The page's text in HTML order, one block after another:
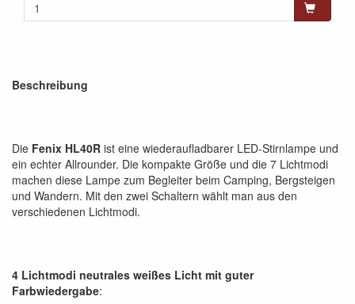
Beschreibung
Die Fenix HL40R ist eine wiederaufladbarer LED-Stirnlampe und
ein echter Allrounder. Die kompakte Größe und die 7 Lichtmodi
machen diese Lampe zum Begleiter beim Camping, Bergsteigen
und Wandern. Mit den zwei Schaltern wählt man aus den
verschiedenen Lichtmodi.
4 Lichtmodi neutrales weißes Licht mit guter
Farbwiedergabe: